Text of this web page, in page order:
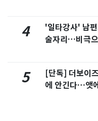
4
'일타강사' 남
술자리…비극
5
[단독] 더보이
에 안긴다…앳